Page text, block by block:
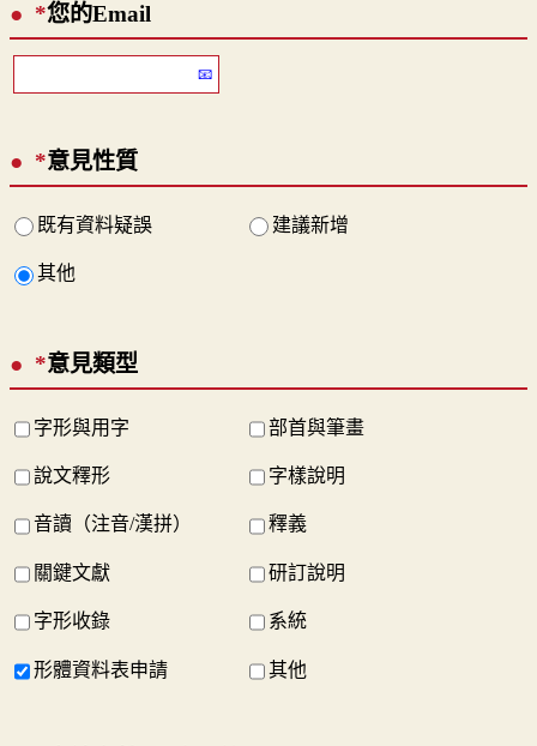
*您的Email
*意見性質
既有資料疑誤 建議新增
其他
*意見類型
字形與用字 部首與筆畫
說文釋形 字樣說明
音讀（注音/漢拼） 釋義
關鍵文獻 研訂說明
字形收錄 系統
形體資料表申請 其他